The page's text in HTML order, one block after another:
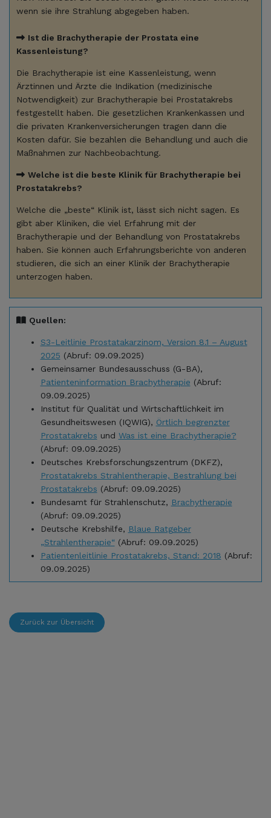
Zurück zur Übersicht
wenn sie ihre Strahlung abgegeben haben.
Ist die Brachytherapie der Prostata eine
Kassenleistung?
Die Brachytherapie ist eine Kassenleistung, wenn
Ärztinnen und Ärzte die Indikation (medizinische
Notwendigkeit) zur Brachytherapie bei Prostatakrebs
festgestellt haben. Die gesetzlichen Krankenkassen und
die privaten Krankenversicherungen tragen dann die
Kosten dafür. Sie bezahlen die Behandlung und auch die
Maßnahmen zur Nachbeobachtung.
Welche ist die beste Klinik für Brachytherapie bei
Prostatakrebs?
Welche die „beste“ Klinik ist, lässt sich nicht sagen. Es
gibt aber Kliniken, die viel Erfahrung mit der
Brachytherapie und der Behandlung von Prostatakrebs
haben. Sie können auch Erfahrungsberichte von anderen
studieren, die sich an einer Klinik der Brachytherapie
unterzogen haben.
Quellen:
S3-Leitlinie Prostatakarzinom, Version 8.1 – August
2025 (Abruf: 09.09.2025)
Gemeinsamer Bundesausschuss (G-BA),
Patienteninformation Brachytherapie (Abruf:
09.09.2025)
Institut für Qualität und Wirtschaftlichkeit im
Gesundheitswesen (IQWIG), Örtlich begrenzter
Prostatakrebs und Was ist eine Brachytherapie?
(Abruf: 09.09.2025)
Deutsches Krebsforschungszentrum (DKFZ),
Prostatakrebs Strahlentherapie, Bestrahlung bei
Prostatakrebs (Abruf: 09.09.2025)
Bundesamt für Strahlenschutz, Brachytherapie
(Abruf: 09.09.2025)
Deutsche Krebshilfe, Blaue Ratgeber
„Strahlentherapie“(Abruf: 09.09.2025)
Patientenleitlinie Prostatakrebs, Stand: 2018 (Abruf:
09.09.2025)